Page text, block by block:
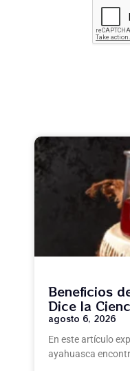
Beneficios
Dice la
agosto 6, 2026
En este artículo
ayahuasca